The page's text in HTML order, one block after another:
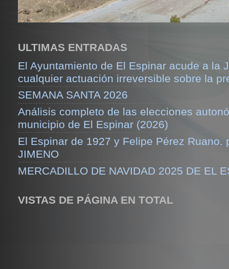
ULTIMAS ENTRADAS
El Ayuntamiento de El Espinar acude a la
cualquier actuación irreversible sobre la
SEMANA SANTA 2026
Análisis completo de las elecciones
municipio de El Espinar (2026)
El Espinar de 1927 y Felipe Pérez Ruano.
JIMENO
MERCADILLO DE NAVIDAD 2025 DE EL
VISTAS DE PÁGINA EN TOTAL